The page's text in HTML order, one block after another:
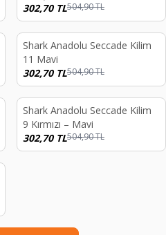
302,70TL504,90TL
%40
Tükendi
Shark Anadolu Seccade Kilim
11 Mavi
302,70TL504,90TL
%40
Tükendi
Shark Anadolu Seccade Kilim
9 Kırmızı – Mavi
302,70TL504,90TL